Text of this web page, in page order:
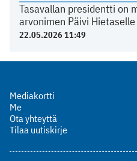
Tasavallan presidentti on
arvonimen Päivi Hietaselle
22.05.2026 11:49
Mediakortti
Me
Ota yhteyttä
Tilaa uutiskirje